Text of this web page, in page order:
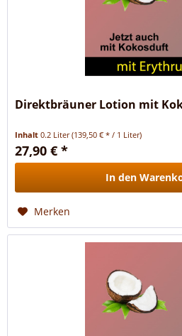
Direktbräuner Lotion mit
Inhalt0.2 Liter(139,50 € * / 1 Liter)
27,90 € *
In den
Merken